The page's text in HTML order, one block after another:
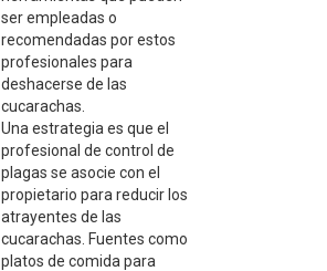
ser empleadas o
recomendadas por estos
profesionales para
deshacerse de las
cucarachas.
Una estrategia es que el
profesional de control de
plagas se asocie con el
propietario para reducir los
atrayentes de las
cucarachas. Fuentes como
platos de comida para